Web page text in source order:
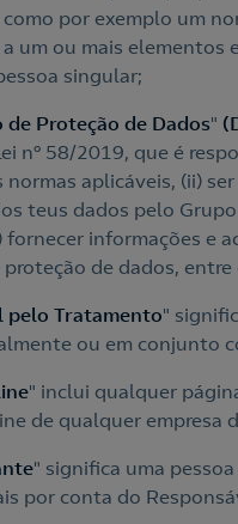
por exemplo um
um ou mais
singular;
de Proteção de Dados"
nº 58/2019, que é
normas aplicáveis, (ii)
teus dados pelo
fornecer informações e
proteção de dados,
pelo Tratamento"
ou em conjunto
" inclui qualquer
de qualquer empresa
" significa uma
por conta do